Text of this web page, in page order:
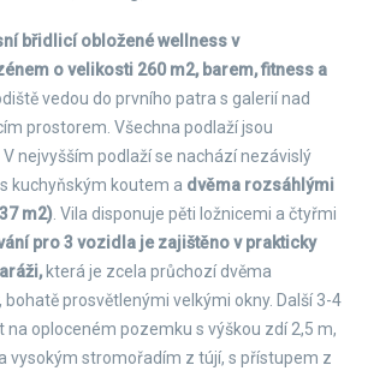
břidlicí obložené wellness v
o velikosti 260 m2, barem, fitness a
vedou do prvního patra s galerií nad
prostorem. Všechna podlaží jsou
nejvyšším podlaží se nachází nezávislý
kuchyňským koutem a dvěma rozsáhlými
m2) . Vila disponuje pěti ložnicemi a čtyřmi
pro 3 vozidla je zajištěno v prakticky
která je zcela průchozí dvěma
prosvětlenými velkými okny. Další 3-4
na oploceném pozemku s výškou zdí 2,5 m,
vysokým stromořadím z tújí, s přístupem z